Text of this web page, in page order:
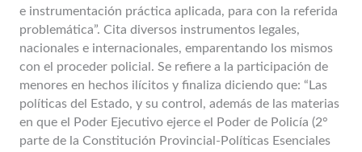
e instrumentación práctica aplicada, para con la referida
problemática”. Cita diversos instrumentos legales,
nacionales e internacionales, emparentando los mismos
con el proceder policial. Se refiere a la participación de
menores en hechos ilícitos y finaliza diciendo que: “Las
políticas del Estado, y su control, además de las materias
en que el Poder Ejecutivo ejerce el Poder de Policía (2°
parte de la Constitución Provincial-Políticas Esenciales